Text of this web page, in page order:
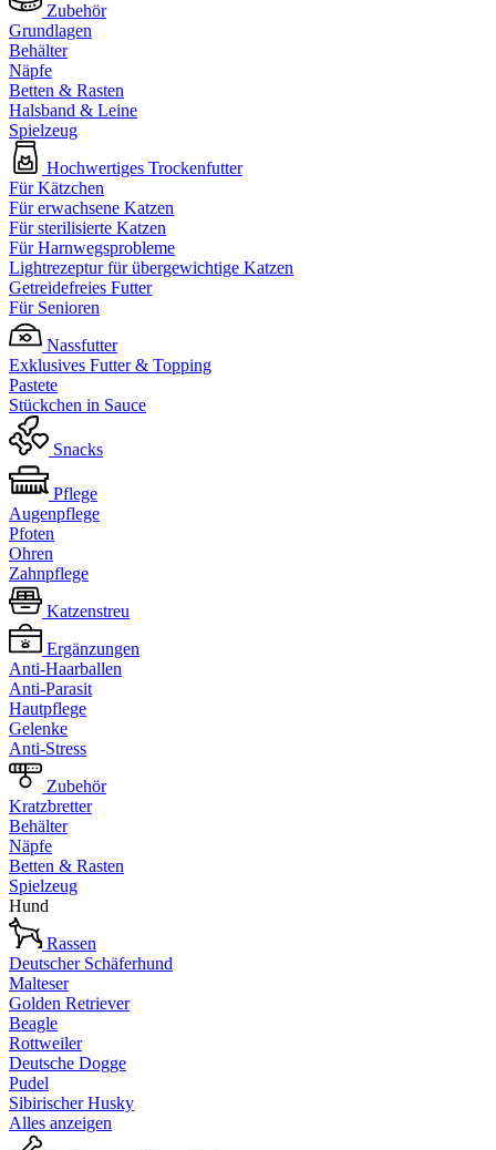
Zubehör
Grundlagen
Behälter
Näpfe
Betten & Rasten
Halsband & Leine
Spielzeug
Hochwertiges Trockenfutter
Für Kätzchen
Für erwachsene Katzen
Für sterilisierte Katzen
Für Harnwegsprobleme
Lightrezeptur für übergewichtige Katzen
Getreidefreies Futter
Für Senioren
Nassfutter
Exklusives Futter & Topping
Pastete
Stückchen in Sauce
Snacks
Pflege
Augenpflege
Pfoten
Ohren
Zahnpflege
Katzenstreu
Ergänzungen
Anti-Haarballen
Anti-Parasit
Hautpflege
Gelenke
Anti-Stress
Zubehör
Kratzbretter
Behälter
Näpfe
Betten & Rasten
Spielzeug
Hund
Rassen
Deutscher Schäferhund
Malteser
Golden Retriever
Beagle
Rottweiler
Deutsche Dogge
Pudel
Sibirischer Husky
Alles anzeigen